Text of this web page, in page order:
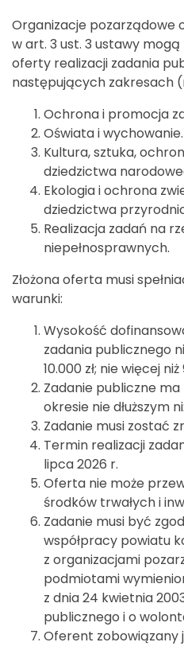
Organizacje pozarządowe
w art. 3 ust. 3 ustawy mogą
oferty realizacji zadania
następujących zakresach
Ochrona i promocja
Oświata i wychowanie.
Kultura, sztuka,
dziedzictwa
Ekologia i ochrona
dziedzictwa
Realizacja zadań na
niepełnosprawnych.
Złożona oferta musi
warunki:
Wysokość
zadania publicznego
10.000 zł; nie więcej
Zadanie publiczne
okresie nie dłuższym
Zadanie musi zostać
Termin realizacji
lipca 2026 r.
Oferta nie może
środków trwałych i
Zadanie musi być
współpracy powiatu
z organizacjami
podmiotami
z dnia 24 kwietnia
publicznego i o
Oferent zobowiązany